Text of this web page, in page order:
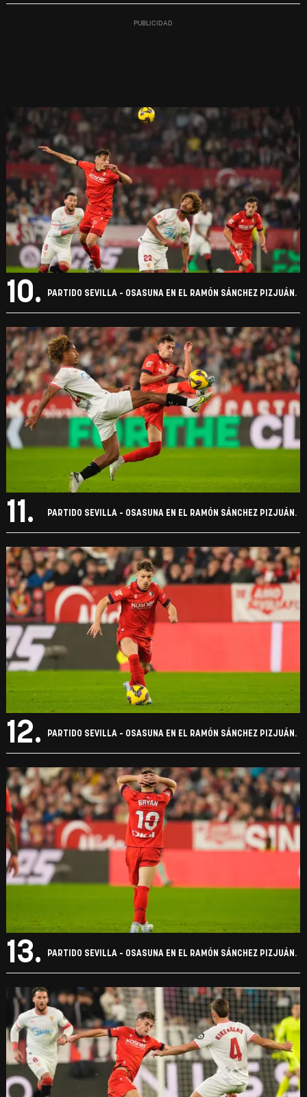
10. PARTIDO SEVILLA - OSASUNA EN EL RAMÓN SÁNCHEZ PIZJUÁN.
11. PARTIDO SEVILLA - OSASUNA EN EL RAMÓN SÁNCHEZ PIZJUÁN.
12. PARTIDO SEVILLA - OSASUNA EN EL RAMÓN SÁNCHEZ PIZJUÁN.
13. PARTIDO SEVILLA - OSASUNA EN EL RAMÓN SÁNCHEZ PIZJUÁN.